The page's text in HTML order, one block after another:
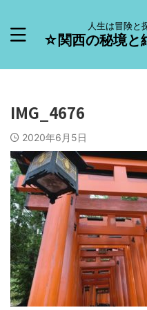
人生は冒険と
☆関西の秘境と
IMG_4676
2020年6月5日